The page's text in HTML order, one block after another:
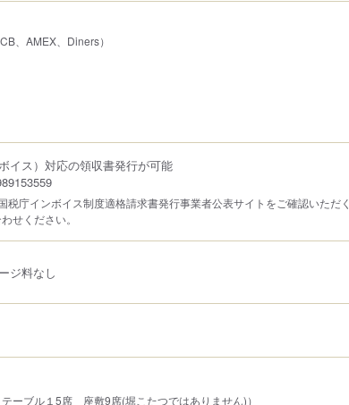
、AMEX、Diners）
イス）対応の領収書発行が可能
税庁インボイス制度適格請求書発行事業者公表サイトをご確認いただく
せください。
ジ料なし
ーブル１5席 座敷9席(堀こたつではありません)）